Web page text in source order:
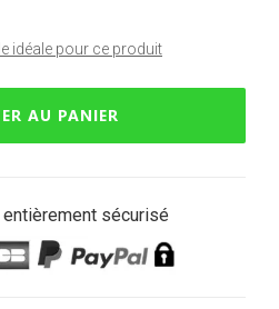
idéale pour ce produit
AU PANIER
entièrement sécurisé